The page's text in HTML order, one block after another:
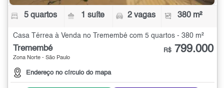
5 quartos 1 suíte 2 vagas 380 m²
Casa Térrea à Venda no Tremembé com 5 quartos - 380 m²
Tremembé
Zona Norte - São Paulo
Endereço no círculo do mapa
R$ 799.000